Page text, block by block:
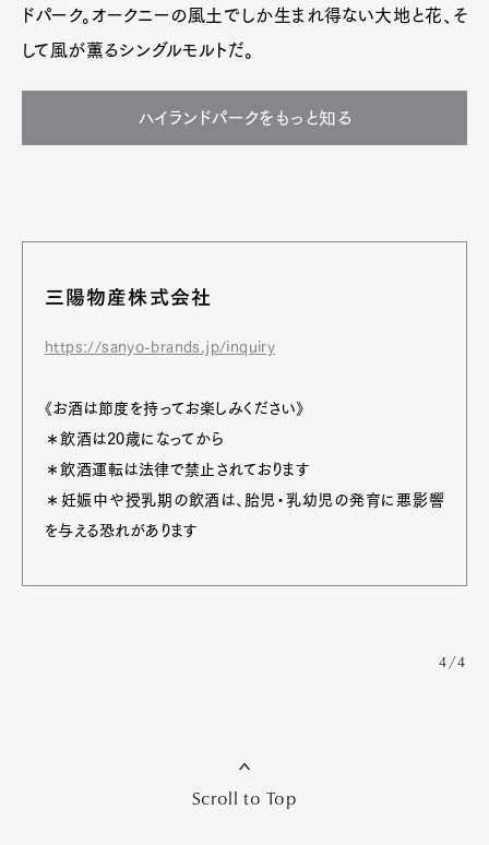
ドパーク。オークニーの風土でしか生まれ得ない大地と花、そ
して風が薫るシングルモルトだ。
ハイランドパークをもっと知る
三陽物産株式会社
https://sanyo-brands.jp/inquiry
《お酒は節度を持ってお楽しみください》
＊飲酒は20歳になってから
＊飲酒運転は法律で禁止されております
＊妊娠中や授乳期の飲酒は、胎児・乳幼児の発育に悪影響
を与える恐れがあります
4/4
Scroll to Top